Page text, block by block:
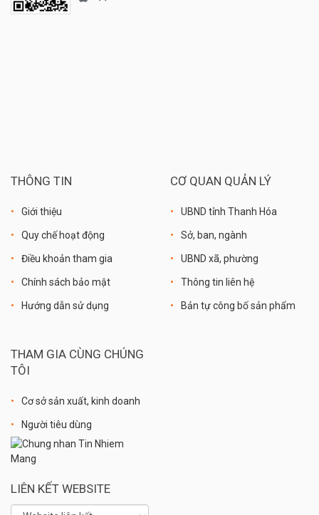
THÔNG TIN
Giới thiệu
Quy chế hoạt động
Điều khoản tham gia
Chính sách bảo mật
Hướng dẫn sử dụng
CƠ QUAN QUẢN LÝ
UBND tỉnh Thanh Hóa
Sở, ban, ngành
UBND xã, phường
Thông tin liên hệ
Bản tự công bố sản phẩm
THAM GIA CÙNG CHÚNG
TÔI
Cơ sở sản xuất, kinh doanh
Người tiêu dùng
LIÊN KẾT WEBSITE